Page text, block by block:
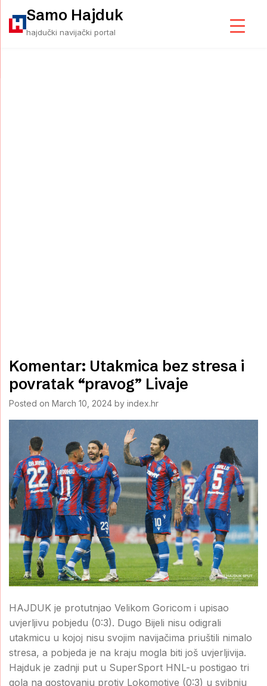
content
Samo Hajduk
hajdučki navijački portal
Komentar: Utakmica bez stresa i
povratak “pravog” Livaje
Posted on March 10, 2024 by index.hr
HAJDUK je protutnjao Velikom Goricom i upisao
uvjerljivu pobjedu (0:3). Dugo Bijeli nisu odigrali
utakmicu u kojoj nisu svojim navijačima priuštili nimalo
stresa, a pobjeda je na kraju mogla biti još uvjerljivija.
Hajduk je zadnji put u SuperSport HNL-u postigao tri
gola na gostovanju protiv Lokomotive (0:3) u svibnju